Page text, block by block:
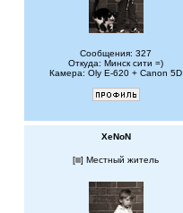
Сообщения: 327
Откуда: Минск сити =)
Камера: Oly E-620 + Canon 5D
XeNoN
[ ] Местный житель